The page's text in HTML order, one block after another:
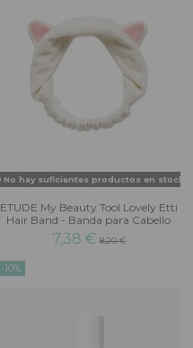
No hay suficientes productos en stock
ETUDE My Beauty Tool Lovely Etti
Hair Band - Banda para Cabello
7,38 €8,20 €
-10%